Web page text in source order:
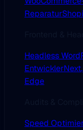
Reparatur
Headless
Entwickler
Edge
Speed